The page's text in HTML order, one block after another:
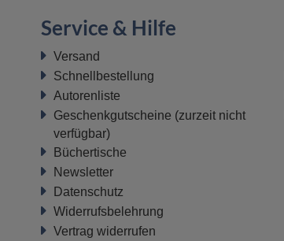
Service & Hilfe
Versand
Schnellbestellung
Autorenliste
Geschenkgutscheine (zurzeit nicht
verfügbar)
Büchertische
Newsletter
Datenschutz
Widerrufsbelehrung
Vertrag widerrufen